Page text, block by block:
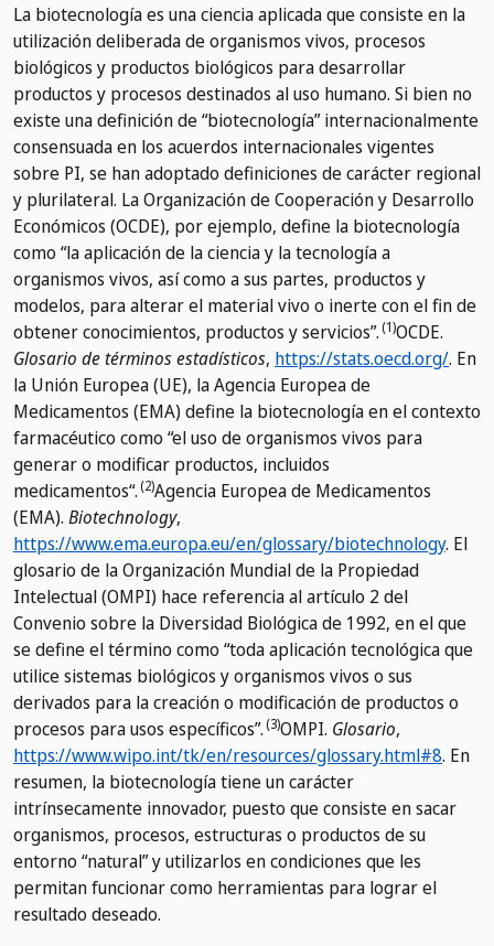
La biotecnología es una ciencia aplicada que consiste en la
utilización deliberada de organismos vivos, procesos
biológicos y productos biológicos para desarrollar
productos y procesos destinados al uso humano. Si bien no
existe una definición de “biotecnología” internacionalmente
consensuada en los acuerdos internacionales vigentes
sobre PI, se han adoptado definiciones de carácter regional
y plurilateral. La Organización de Cooperación y Desarrollo
Económicos (OCDE), por ejemplo, define la biotecnología
como “la aplicación de la ciencia y la tecnología a
organismos vivos, así como a sus partes, productos y
modelos, para alterar el material vivo o inerte con el fin de
obtener conocimientos, productos y servicios”.(1)OCDE.
Glosario de términos estadísticos, https://stats.oecd.org/. En
la Unión Europea (UE), la Agencia Europea de
Medicamentos (EMA) define la biotecnología en el contexto
farmacéutico como “el uso de organismos vivos para
generar o modificar productos, incluidos
medicamentos“.(2)Agencia Europea de Medicamentos
(EMA). Biotechnology,
https://www.ema.europa.eu/en/glossary/biotechnology. El
glosario de la Organización Mundial de la Propiedad
Intelectual (OMPI) hace referencia al artículo 2 del
Convenio sobre la Diversidad Biológica de 1992, en el que
se define el término como “toda aplicación tecnológica que
utilice sistemas biológicos y organismos vivos o sus
derivados para la creación o modificación de productos o
procesos para usos específicos”.(3)OMPI. Glosario,
https://www.wipo.int/tk/en/resources/glossary.html#8. En
resumen, la biotecnología tiene un carácter
intrínsecamente innovador, puesto que consiste en sacar
organismos, procesos, estructuras o productos de su
entorno “natural” y utilizarlos en condiciones que les
permitan funcionar como herramientas para lograr el
resultado deseado.